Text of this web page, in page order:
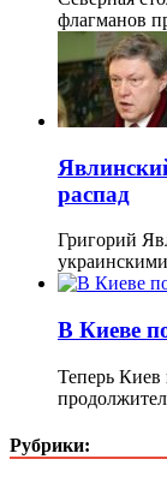
флагманов
распад
Григорий
В Киеве
Теперь Киев
Рубрики: